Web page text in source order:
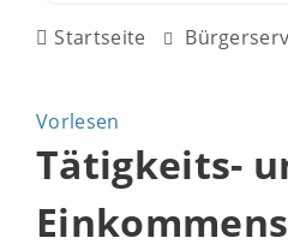
Startseite
Vorlesen
Tätigkeits-